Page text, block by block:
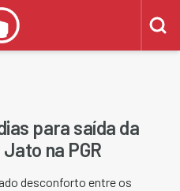
para saída da
na PGR
desconforto entre os